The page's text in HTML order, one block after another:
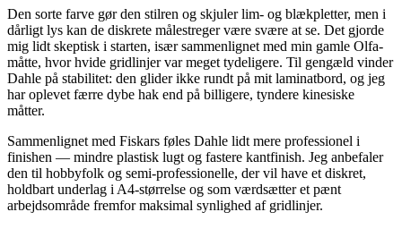
Den sorte farve gør den stilren og skjuler lim- og blækpletter, men i
dårligt lys kan de diskrete målestreger være svære at se. Det gjorde
mig lidt skeptisk i starten, især sammenlignet med min gamle Olfa-
måtte, hvor hvide gridlinjer var meget tydeligere. Til gengæld vinder
Dahle på stabilitet: den glider ikke rundt på mit laminatbord, og jeg
har oplevet færre dybe hak end på billigere, tyndere kinesiske
måtter.
Sammenlignet med Fiskars føles Dahle lidt mere professionel i
finishen — mindre plastisk lugt og fastere kantfinish. Jeg anbefaler
den til hobbyfolk og semi-professionelle, der vil have et diskret,
holdbart underlag i A4-størrelse og som værdsætter et pænt
arbejdsområde fremfor maksimal synlighed af gridlinjer.